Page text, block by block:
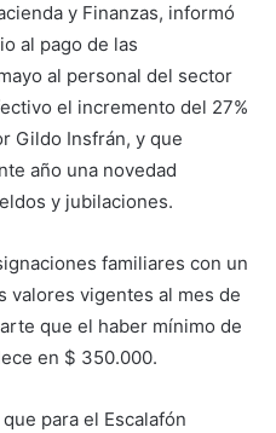
y Finanzas, informó
al pago de las
al personal del sector
el incremento del 27%
Gildo Insfrán, y que
año una novedad
y jubilaciones.
familiares con un
valores vigentes al mes de
que el haber mínimo de
en $ 350.000.
para el Escalafón